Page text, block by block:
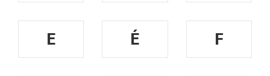
E
É
F